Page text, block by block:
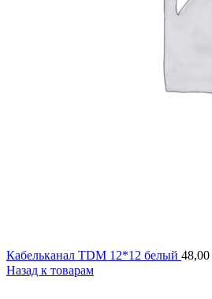
Кабельканал TDM 12*12 белый 48,00
Назад к товарам